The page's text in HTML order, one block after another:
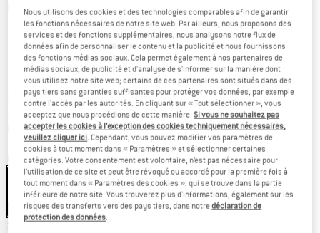
Photos détaillées
Prix initial :
29,95€
Prix:
20,97€ TVA incl.
hors Frais de livraisonInformations sur les frais de livraison. Ouvre une
Couleur:Green Soft
-30 %
Sélectionner taille:
Nous utilisons des cookies et des technologies comparables afin de garantir
les fonctions nécessaires de notre site web. Par ailleurs, nous proposons des
services et des fonctions supplémentaires, nous analysons notre flux de
données afin de personnaliser le contenu et la publicité et nous fournissons
des fonctions médias sociaux. Cela permet également à nos partenaires de
médias sociaux, de publicité et d'analyse de s'informer sur la manière dont
vous utilisez notre site web; certains de ces partenaires sont situés dans des
pays tiers sans garanties suffisantes pour protéger vos données, par exemple
contre l'accès par les autorités. En cliquant sur « Tout sélectionner », vous
acceptez que nous procédions de cette manière.Si vous ne souhaitez pas
accepter les cookies à l’exception des cookies techniquement nécessaires,
veuillez cliquer ici. Cependant, vous pouvez modifier vos paramètres de
cookies à tout moment dans « Paramètres » et sélectionner certaines
catégories. Votre consentement est volontaire, n’est pas nécessaire pour
l’utilisation de ce site et peut être révoqué ou accordé pour la première fois à
tout moment dans « Paramètres des cookies », qui se trouve dans la partie
inférieure de notre site. Vous trouverez plus d'informations, également sur les
risques des transferts vers des pays tiers, dans notredéclaration de
protection des données.